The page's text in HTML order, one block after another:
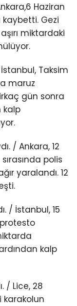
Haziran
kaybetti. Gezi
miktardaki
Taksim
maruz
gün sonra
kalp
/ Ankara, 12
polis
yaralandı. 12
/ İstanbul, 15
protesto
kalp
/ Lice, 28
karakolun